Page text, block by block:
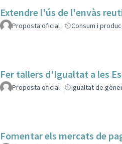
Extendre l'ús de l'envàs
Proposta oficial Consum i
Fer tallers d'Igualtat a les
Proposta oficial Igualtat de
Fomentar els mercats de